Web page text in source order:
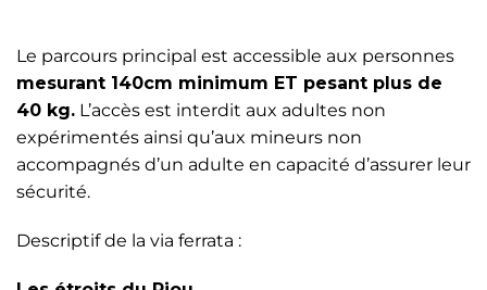
Le parcours principal est accessible aux personnes
mesurant 140cm minimum ET pesant plus de
40 kg. L’accès est interdit aux adultes non
expérimentés ainsi qu’aux mineurs non
accompagnés d’un adulte en capacité d’assurer leur
sécurité.
Descriptif de la via ferrata :